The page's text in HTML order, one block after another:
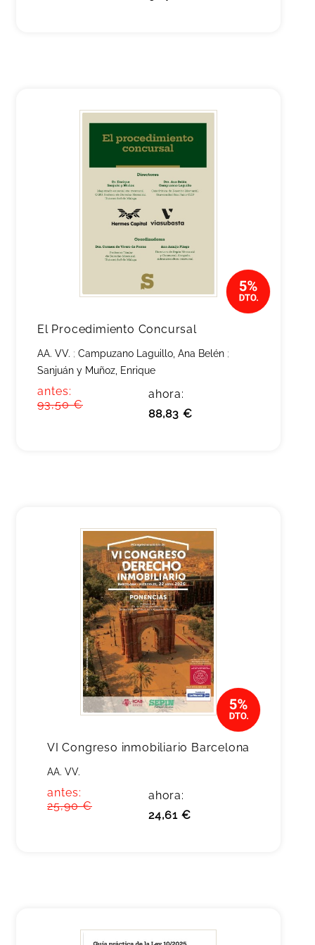
El Procedimiento Concursal
AA. VV. ; Campuzano Laguillo, Ana Belén ;
Sanjuán y Muñoz, Enrique
antes:
93,50 €
ahora:
88,83 €
VI Congreso inmobiliario Barcelona
AA. VV.
antes:
25,90 €
ahora:
24,61 €